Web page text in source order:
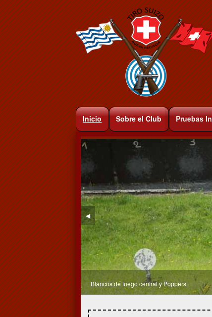
Inicio Sobre el Club Pruebas
Blancos de fuego central y Poppers
Zona de blancos a 50 metros
◀